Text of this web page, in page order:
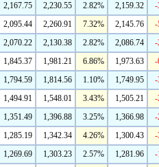
2,167.75 2,230.55 2.82% 2,159.32
-
2,095.44 2,260.91 7.32% 2,145.76
-
2,070.22 2,130.38 2.82% 2,086.74
-
1,845.37 1,981.21 6.86% 1,973.63
-
1,794.59 1,814.56 1.10% 1,749.95
-
1,494.91 1,548.01 3.43% 1,505.21
-
1,351.49 1,396.88 3.25% 1,366.98
-
1,285.19 1,342.34 4.26% 1,300.43
-
1,269.69 1,303.23 2.57% 1,281.96
-